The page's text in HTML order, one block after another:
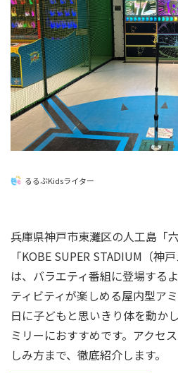
るるぶKidsライター
兵庫県神戸市東灘区の人工島「
「KOBE SUPER STADIUM（神
は、バラエティ番組に登場する
ティビティが楽しめる屋内型ア
日に子どもと思いきり体を動か
ミリーにおすすめです。アクセ
しみ方まで、徹底紹介します。